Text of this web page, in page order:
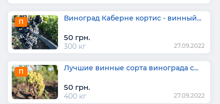
П Виноград Каберне кортис - винный...
50 грн.
300 кг 27.09.2022
П Лучшие винные сорта винограда с...
50 грн.
400 кг 27.09.2022